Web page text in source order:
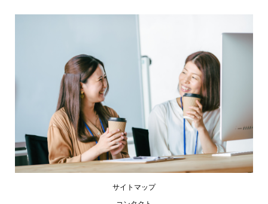
サイトマップ